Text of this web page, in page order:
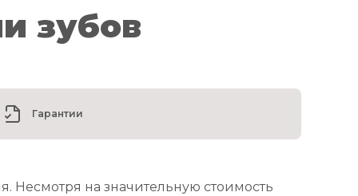
зубов
Гарантии
Несмотря на значительную стоимость